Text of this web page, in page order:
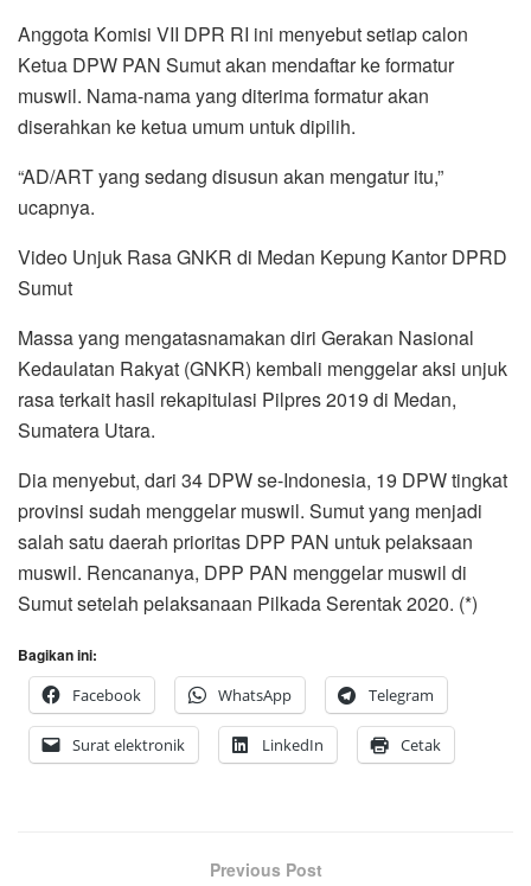
Anggota Komisi VII DPR RI ini menyebut setiap calon
Ketua DPW PAN Sumut akan mendaftar ke formatur
muswil. Nama-nama yang diterima formatur akan
diserahkan ke ketua umum untuk dipilih.
“AD/ART yang sedang disusun akan mengatur itu,”
ucapnya.
Video Unjuk Rasa GNKR di Medan Kepung Kantor DPRD
Sumut
Massa yang mengatasnamakan diri Gerakan Nasional
Kedaulatan Rakyat (GNKR) kembali menggelar aksi unjuk
rasa terkait hasil rekapitulasi Pilpres 2019 di Medan,
Sumatera Utara.
Dia menyebut, dari 34 DPW se-Indonesia, 19 DPW tingkat
provinsi sudah menggelar muswil. Sumut yang menjadi
salah satu daerah prioritas DPP PAN untuk pelaksaan
muswil. Rencananya, DPP PAN menggelar muswil di
Sumut setelah pelaksanaan Pilkada Serentak 2020. (*)
Bagikan ini:
Facebook
WhatsApp Telegram
Surat elektronik LinkedIn Cetak
Previous Post